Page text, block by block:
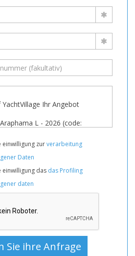
einwilligung zurverarbeitung
Daten
einwilligung das das Profiling
daten